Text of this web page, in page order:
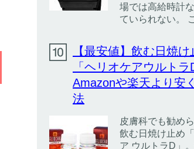
場では高給時計
ていられない。
【最安値】飲む日焼け
「ヘリオケアウルトラ
Amazonや楽天より安
法
皮膚科でも勧め
飲む日焼け止め
ア ウルトラD」